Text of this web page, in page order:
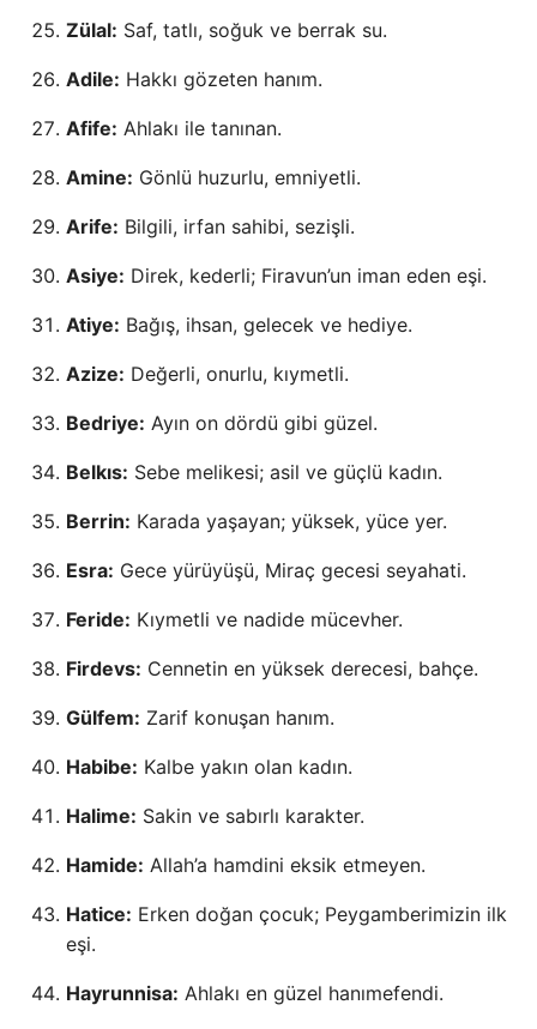
Zülal: Saf, tatlı, soğuk ve berrak su.
Adile: Hakkı gözeten hanım.
Afife: Ahlakı ile tanınan.
Amine: Gönlü huzurlu, emniyetli.
Arife: Bilgili, irfan sahibi, sezişli.
Asiye: Direk, kederli; Firavun’un iman eden eşi.
Atiye: Bağış, ihsan, gelecek ve hediye.
Azize: Değerli, onurlu, kıymetli.
Bedriye: Ayın on dördü gibi güzel.
Belkıs: Sebe melikesi; asil ve güçlü kadın.
Berrin: Karada yaşayan; yüksek, yüce yer.
Esra: Gece yürüyüşü, Miraç gecesi seyahati.
Feride: Kıymetli ve nadide mücevher.
Firdevs: Cennetin en yüksek derecesi, bahçe.
Gülfem: Zarif konuşan hanım.
Habibe: Kalbe yakın olan kadın.
Halime: Sakin ve sabırlı karakter.
Hamide: Allah’a hamdini eksik etmeyen.
Hatice: Erken doğan çocuk; Peygamberimizin ilk
eşi.
Hayrunnisa: Ahlakı en güzel hanımefendi.